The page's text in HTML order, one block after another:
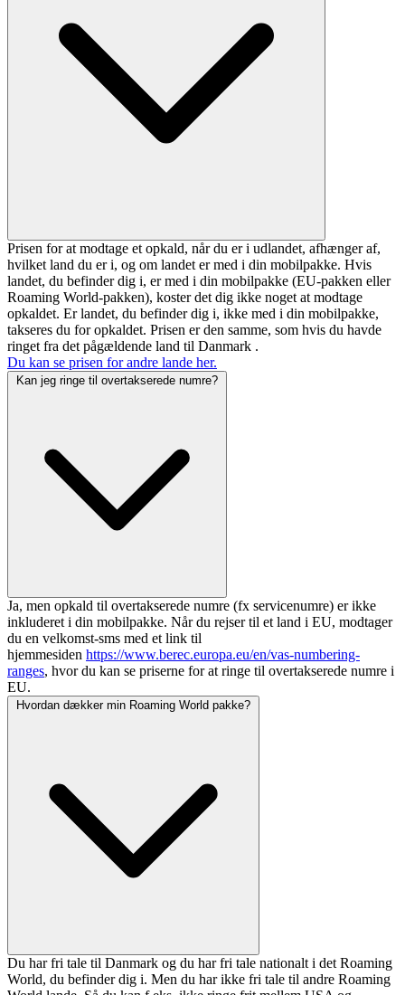
Prisen for at modtage et opkald, når du er i udlandet, afhænger af,
hvilket land du er i, og om landet er med i din mobilpakke. Hvis
landet, du befinder dig i, ermed i din mobilpakke (EU-pakken eller
Roaming World-pakken), koster det dig ikke noget at modtage
opkaldet. Er landet, du befinder dig i, ikke med i din mobilpakke,
takseres du for opkaldet. Prisen er den samme, som hvis du havde
ringet fra det pågældende land til Danmark .
Du kan se prisen for andre lande her.
Kan jeg ringe til overtakserede numre?
Ja, men opkald til overtakserede numre (fx servicenumre) er ikke
inkluderet i din mobilpakke. Når du rejser til et land i EU, modtager
du en velkomst-sms med et link til
hjemmesiden https://www.berec.europa.eu/en/vas-numbering-
ranges, hvor du kan se priserne for at ringe til overtakserede numre i
EU.
Hvordan dækker min Roaming World pakke?
Du har fri tale til Danmark og du har fri tale nationalt i det Roaming
World, du befinder dig i. Men du harikke fri tale til andre Roaming